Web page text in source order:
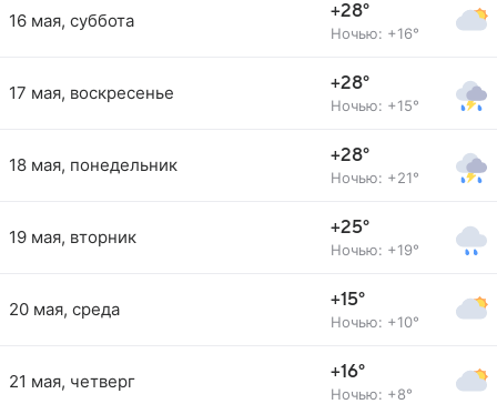
16 мая, суббота +28°
Ночью: +16°
17 мая, воскресенье +28°
Ночью: +15°
18 мая, понедельник +28°
Ночью: +21°
19 мая, вторник +25°
Ночью: +19°
20 мая, среда +15°
Ночью: +10°
21 мая, четверг +16°
Ночью: +8°